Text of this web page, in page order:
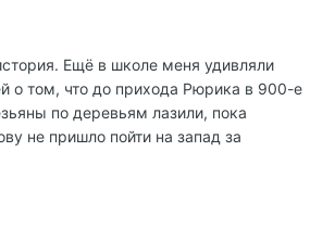
Ещё в школе меня удивляли
о том, что до прихода Рюрика в 900-е
по деревьям лазили, пока
не пришло пойти на запад за